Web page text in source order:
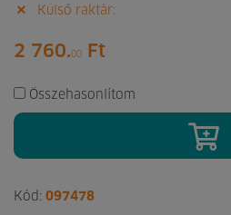
Külső raktár:
2 760.00 Ft
Összehasonlítom
Kód: 097478